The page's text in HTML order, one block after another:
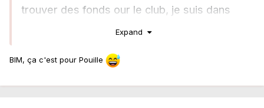
trouver des fonds our le club, je suis dans
une recherche constante de fonds."
Expand
BIM, ça c'est pour Pouille